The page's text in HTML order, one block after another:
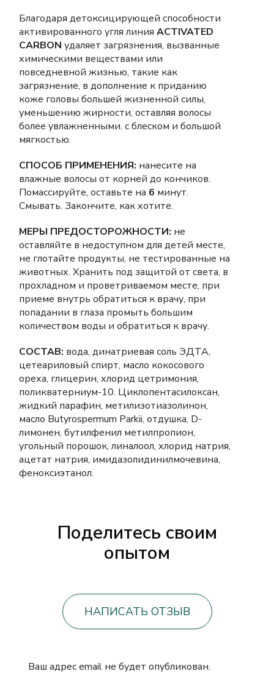
Благодаря детоксицирующей способности
активированного угля линия ACTIVATED
CARBON удаляет загрязнения, вызванные
химическими веществами или
повседневной жизнью, такие как
загрязнение, в дополнение к приданию
коже головы большей жизненной силы,
уменьшению жирности, оставляя волосы
более увлажненными. с блеском и большой
мягкостью.
СПОСОБ ПРИМЕНЕНИЯ: нанесите на
влажные волосы от корней до кончиков.
Помассируйте, оставьте на 6 минут.
Смывать. Закончите, как хотите.
МЕРЫ ПРЕДОСТОРОЖНОСТИ: не
оставляйте в недоступном для детей месте,
не глотайте продукты, не тестированные на
животных. Хранить под защитой от света, в
прохладном и проветриваемом месте, при
приеме внутрь обратиться к врачу, при
попадании в глаза промыть большим
количеством воды и обратиться к врачу.
СОСТАВ: вода, динатриевая соль ЭДТА,
цетеариловый спирт, масло кокосового
ореха, глицерин, хлорид цетримония,
поликватерниум-10. Циклопентасилоксан,
жидкий парафин, метилизотиазолинон,
масло Butyrospermum Parkii, отдушка, D-
лимонен, бутилфенил метилпропион,
угольный порошок, линалоол, хлорид натрия,
ацетат натрия, имидазолидинилмочевина,
феноксиэтанол.
Поделитесь своим
опытом
НАПИСАТЬ ОТЗЫВ
Ваш адрес email не будет опубликован.